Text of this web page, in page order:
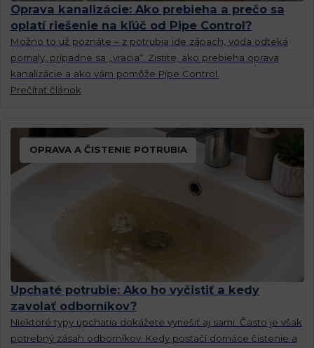
Oprava kanalizácie: Ako prebieha a prečo sa
oplatí riešenie na kľúč od Pipe Control?
Možno to už poznáte – z potrubia ide zápach, voda odteká
pomaly, prípadne sa „vracia“. Zistite, ako prebieha oprava
kanalizácie a ako vám pomôže Pipe Control.
Prečítať článok
OPRAVA A ČISTENIE POTRUBIA
Upchaté potrubie: Ako ho vyčistiť a kedy
zavolať odborníkov?
Niektoré typy upchatia dokážete vyriešiť aj sami. Často je však
potrebný zásah odborníkov. Kedy postačí domáce čistenie a